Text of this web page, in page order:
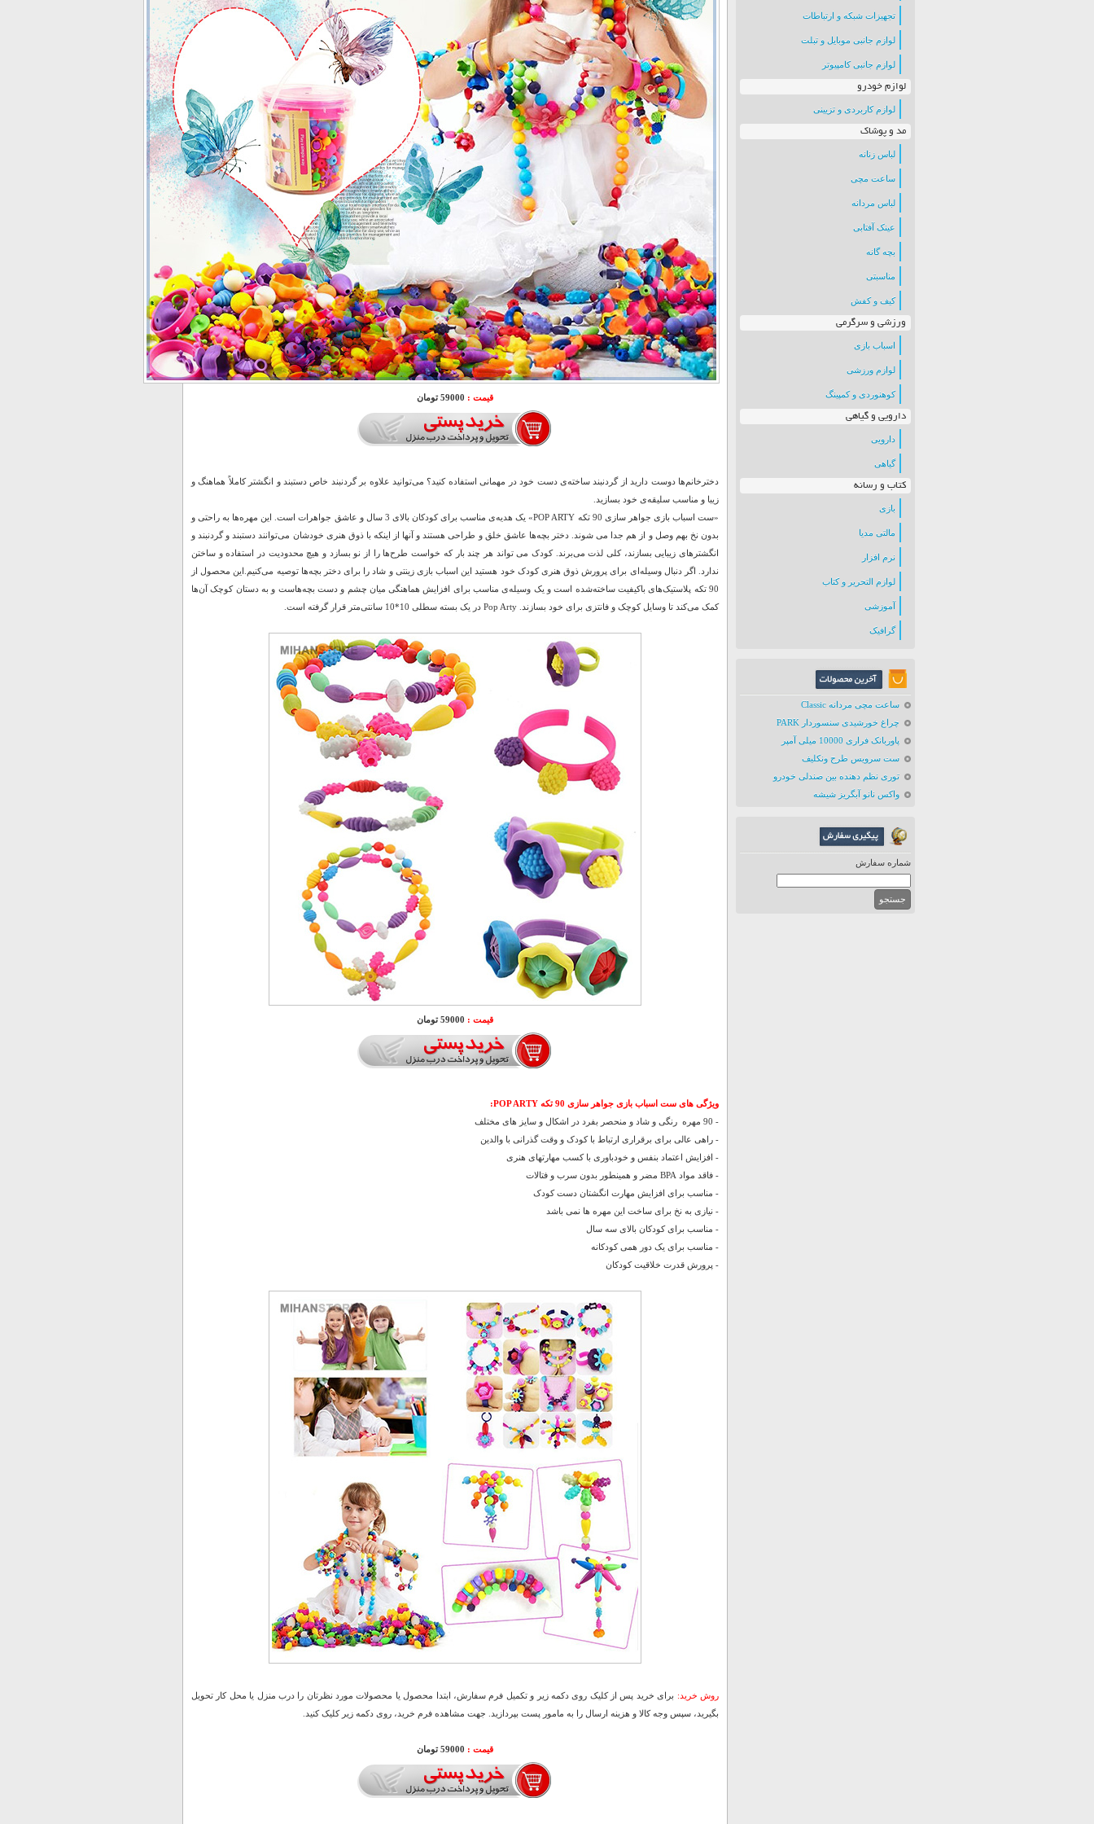
تجهیزات شبکه و ارتباطات
لوازم جانبی موبایل و تبلت
لوازم جانبی کامپیوتر
لوازم خودرو
لوازم کاربردی و تزیینی
مد و پوشاک
لباس زنانه
ساعت مچی
لباس مردانه
عینک آفتابی
بچه گانه
مناسبتی
کیف و کفش
ورزشی و سرگرمی
اسباب بازی
لوازم ورزشی
کوهنوردی و کمپینگ
دارویی و گیاهی
دارویی
گیاهی
کتاب و رسانه
بازی
مالتی مدیا
نرم افزار
لوازم التحریر و کتاب
آموزشی
گرافیک
ساعت مچی مردانه Classic
چراغ خورشیدی سنسوردار PARK
پاوربانک فراری 10000 میلی آمپر
ست سرویس طرح ونکلیف
توری نظم دهنده بین صندلی خودرو
واکس نانو آبگریز شیشه
شماره سفارش
قیمت : 59000 تومان
دخترخانم‌ها دوست دارید از گردنبند ساخته‌ی دست خود در مهمانی استفاده کنید؟ می‌توانید علاوه بر گردنبند خاص دستبند و انگشتر کاملاً هماهنگ و
زیبا و مناسب سلیقه‌ی خود بسازید.
«ست اسباب بازی جواهر سازی 90 تکه POP ARTY» یک هدیه‌ی مناسب برای کودکان بالای 3 سال و عاشق جواهرات است. این مهره
ها به راحتی و
بدون نخ بهم وصل و از هم جدا می شوند. دختر بچه‌ها عاشق خلق و طراحی هستند و آنها از اینکه با ذوق هنری خودشان می‌توانند دستبند و گردنبند و
انگشتر‌های زیبایی بسازند، کلی لذت می‌برند. کودک می تواند هر چند بار که خواست طرح‌ها را از نو بسازد و هیچ محدودیت در استفاده و ساختن
ندارد.
اگر دنبال وسیله‌ای برای پرورش ذوق هنری کودک خود هستید این اسباب بازی زینتی و شاد را برای دختر بچه‌ها توصیه می‌کنیم این محصول از
90 تکه پلاستیک‌های باکیفیت ساخته‌شده است و یک وسیله‌ی مناسب برای افزایش هماهنگی میان چشم و دست بچه‌هاست و به دستان کوچک آن‌ها
کمک می‌کند تا وسایل کوچک و فانتزی برای خود بسازند. Pop Arty در یک بسته سطلی 10*10 سانتی‌متر قرار گرفته است.
قیمت : 59000 تومان
ویژگی های ست اسباب بازی جواهر سازی 90 تکه POP ARTY
:
- 90 مهره رنگی و شاد و منحصر بفرد در اشکال و سایز های مختلف
- راهی عالی برای برقراری ارتباط با کودک و وقت گذرانی با والدین
- افزایش اعتماد بنفس و خودباوری با کسب مهارتهای هنری
- فاقد مواد BPA مضر و همینطور بدون سرب و فتالات
- مناسب برای افزایش مهارت انگشتان دست کودک
- نیازی به نخ برای ساخت این مهره ها نمی باشد
- مناسب برای کودکان بالای سه سال
- مناسب برای یک دور همی کودکانه
- پرورش قدرت خلاقیت کودکان
روش خرید: برای خرید پس از کلیک روی دکمه زیر و تکمیل فرم سفارش، ابتدا محصول یا محصولات مورد نظرتان را درب منزل یا محل کار تحویل
بگیرید، سپس وجه کالا و هزینه ارسال را به مامور پست بپردازید. جهت مشاهده فرم خرید، روی دکمه زیر کلیک کنید.
قیمت : 59000 تومان